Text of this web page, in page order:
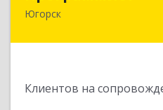
Югорск
Клиентов на
628264, Ханты-